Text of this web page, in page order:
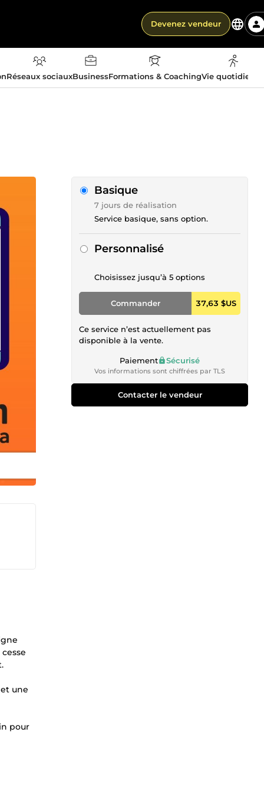
Devenez vendeur
Réseaux sociauxBusinessFormations & CoachingVie
une
pour
Basique
7 jours de réalisation
Service basique, sans option.
Personnalisé
Choisissez jusqu’à 5 options
Commander 37,63 $US
Ce service n’est actuellement pas
disponible à la vente.
Paiement Sécurisé
Vos informations sont chiffrées par TLS
Contacter le vendeur